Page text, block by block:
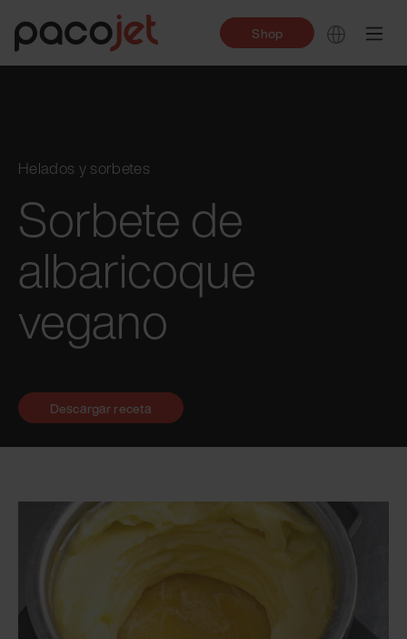
Shop
Helados y sorbetes
Sorbete de
albaricoque
vegano
Descargar receta